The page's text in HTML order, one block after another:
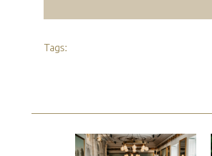
Tags: